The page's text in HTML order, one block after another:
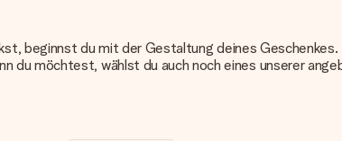
beginnst du mit der Gestaltung deines
möchtest, wählst du auch noch eines unserer